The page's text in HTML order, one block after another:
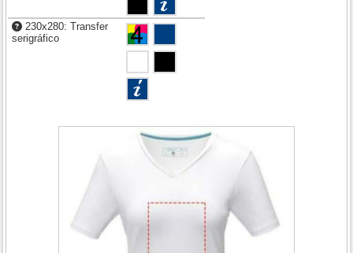
230x280: Transfer
serigráfico